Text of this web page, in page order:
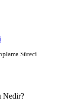
Süreci